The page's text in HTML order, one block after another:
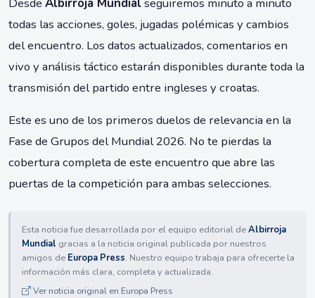
Desde Albirroja Mundialseguiremos minuto a minuto
todas las acciones, goles, jugadas polémicas y cambios
del encuentro. Los datos actualizados, comentarios en
vivo y análisis táctico estarán disponibles durante toda la
transmisión del partido entre ingleses y croatas.
Este es uno de los primeros duelos de relevancia en la
Fase de Grupos del Mundial 2026. No te pierdas la
cobertura completa de este encuentro que abre las
puertas de la competición para ambas selecciones.
Esta noticia fue desarrollada por el equipo editorial deAlbirroja
Mundial gracias a la noticia original publicada por nuestros
amigos de Europa Press. Nuestro equipo trabaja para ofrecerte la
información más clara, completa y actualizada.
Ver noticia original en Europa Press